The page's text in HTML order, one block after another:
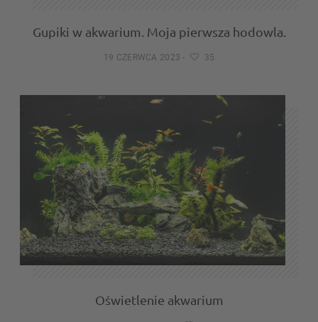
Gupiki w akwarium. Moja pierwsza hodowla.
19 CZERWCA 2023 - 35
Oświetlenie akwarium